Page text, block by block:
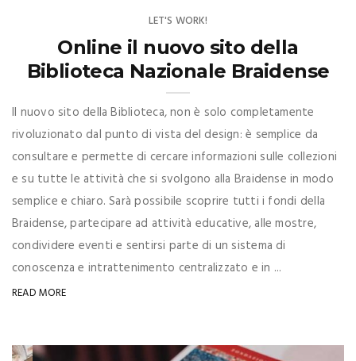
LET'S WORK!
Online il nuovo sito della
Biblioteca Nazionale Braidense
Il nuovo sito della Biblioteca, non è solo completamente
rivoluzionato dal punto di vista del design: è semplice da
consultare e permette di cercare informazioni sulle collezioni
e su tutte le attività che si svolgono alla Braidense in modo
semplice e chiaro. Sarà possibile scoprire tutti i fondi della
Braidense, partecipare ad attività educative, alle mostre,
condividere eventi e sentirsi parte di un sistema di
conoscenza e intrattenimento centralizzato e in ...
READ MORE